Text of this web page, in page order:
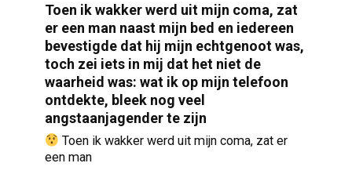
Toen ik wakker werd uit mijn coma, zat
er een man naast mijn bed en iedereen
bevestigde dat hij mijn echtgenoot was,
toch zei iets in mij dat het niet de
waarheid was: wat ik op mijn telefoon
ontdekte, bleek nog veel
angstaanjagender te zijn
Toen ik wakker werd uit mijn coma, zat er
een man